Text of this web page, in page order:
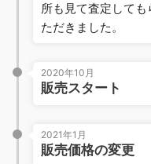
所も見て査定して
ただきました。
2020年10月
販売スタート
2021年1月
販売価格の変更